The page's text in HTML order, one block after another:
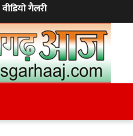
वीडियो गैलरी